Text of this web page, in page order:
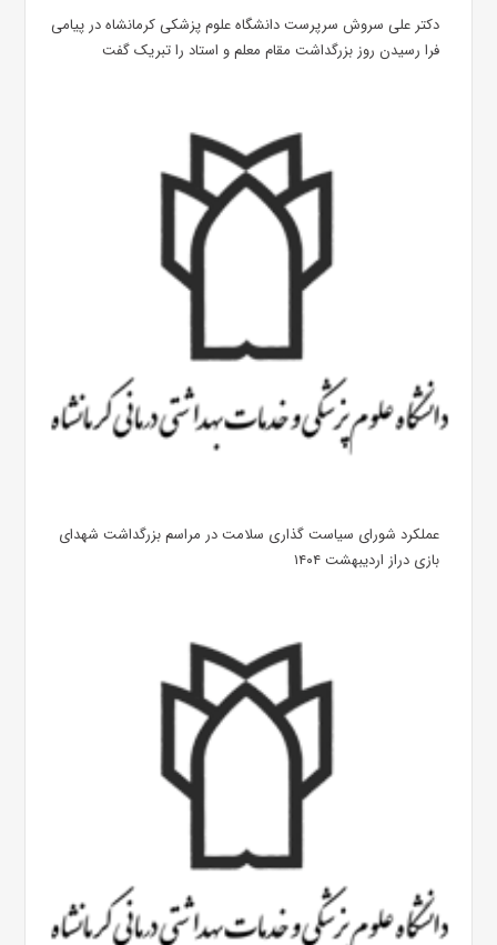
دکتر علی سروش سرپرست دانشگاه علوم پزشکی کرمانشاه در پیامی
فرا رسیدن روز بزرگداشت مقام معلم و استاد را تبریک گفت
عملکرد شورای سیاست گذاری سلامت در مراسم بزرگداشت شهدای
بازی دراز اردیبهشت ۱۴۰۴